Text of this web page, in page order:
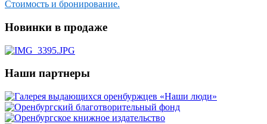
Стоимость и бронирование.
Новинки в продаже
Наши партнеры